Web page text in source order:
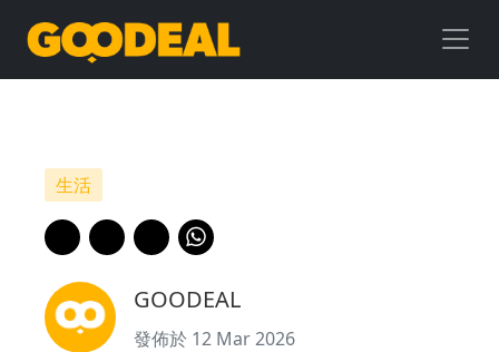
免
費
PHYSIOGEL
生活
GOODEAL
發佈於 12 Mar 2026